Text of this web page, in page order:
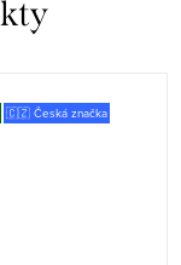
🇨🇿 Česká značka